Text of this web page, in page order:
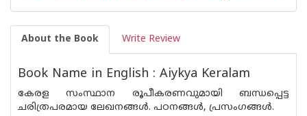
About the Book Write Review
Book Name in English : Aiykya Keralam
കേരള സംസ്ഥാന രൂപീകരണവുമായി ബന്ധപ്പെട്ട
ചരിത്രപരമായ ലേഖനങ്ങൾ. പഠനങ്ങൾ, പ്രസംഗങ്ങൾ.